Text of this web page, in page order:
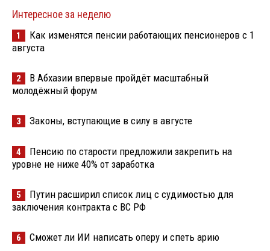
Интересное за неделю
1
Как изменятся пенсии работающих пенсионеров с 1
августа
2
В Абхазии впервые пройдёт масштабный
молодёжный форум
3 Законы, вступающие в силу в августе
4
Пенсию по старости предложили закрепить на
уровне не ниже 40% от заработка
5
Путин расширил список лиц с судимостью для
заключения контракта с ВС РФ
6 Сможет ли ИИ написать оперу и спеть арию